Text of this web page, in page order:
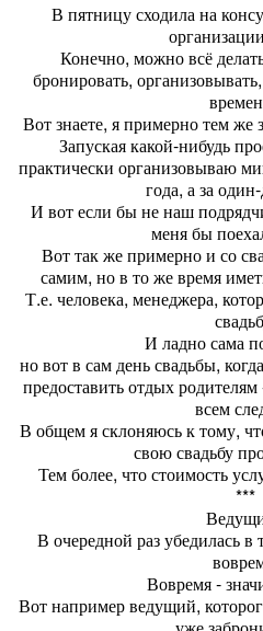
В пятницу сходила на
Конечно, можно всё
бронировать,
Вот знаете, я примерно тем же
Запуская какой-нибудь
практически организовываю
года, а за
И вот если бы не наш
меня бы
Вот так же примерно и со
самим, но в то же время
Т.е. человека, менеджера,
И ладно сама
но вот в сам день свадьбы,
предоставить отдых
всем
В общем я склоняюсь к тому,
свою свадьбу
Тем более, что стоимость
***
В очередной раз убедилась
Вовремя -
Вот например ведущий,